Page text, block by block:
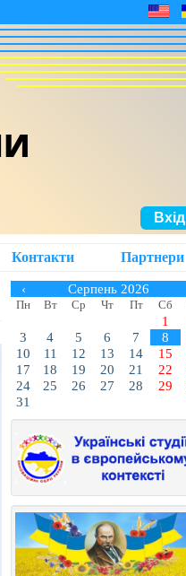
Вхід
Контакти Партнери
‹ Серпень 2026
Пн Вт Ср Чт Пт Сб
1
3
4 5 6 7 8
10
11 12 13 14 15
17
18 19 20 21 22
24
25 26 27 28 29
31